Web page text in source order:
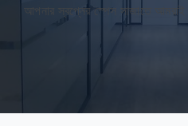
আপনার স্বপ্নের স্পেস সাজাতে আমরাই